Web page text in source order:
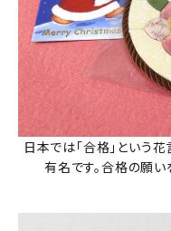
日本では「合格」という
有名です。合格の願い